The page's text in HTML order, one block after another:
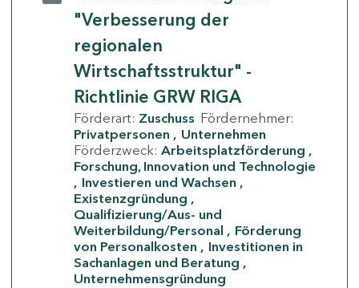
"Verbesserung der
regionalen
Wirtschaftsstruktur" -
Richtlinie GRW RIGA
Förderart: Zuschuss Fördernehmer:
Privatpersonen
Unternehmen
Förderzweck: Arbeitsplatzförderung
Forschung, Innovation und Technologie
Investieren und Wachsen
Existenzgründung
Qualifizierung/Aus- und
Weiterbildung/Personal
Förderung
von Personalkosten
Investitionen in
Sachanlagen und Beratung
Unternehmensgründung